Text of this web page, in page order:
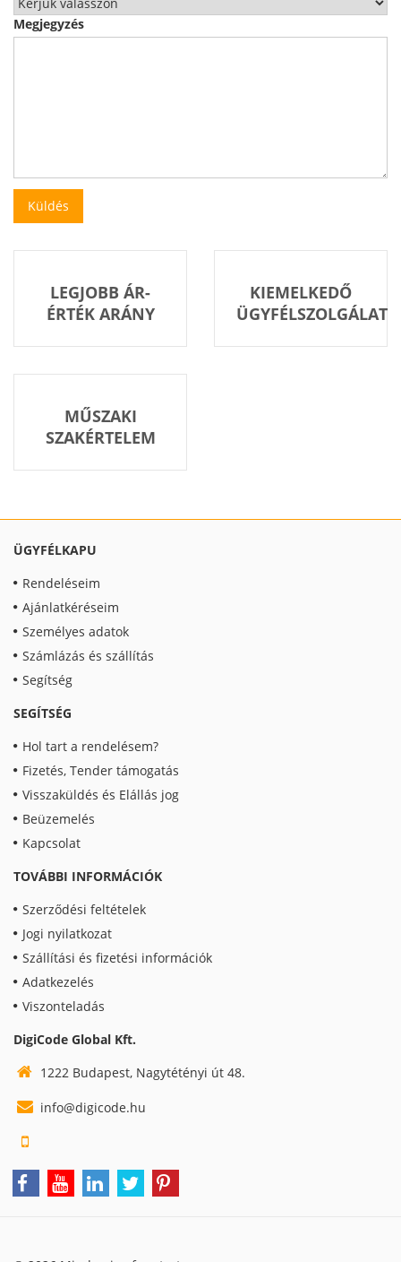
Megjegyzés
LEGJOBB ÁR-
ÉRTÉK ARÁNY
KIEMELKEDŐ
ÜGYFÉLSZOLGÁLAT
MŰSZAKI
SZAKÉRTELEM
ÜGYFÉLKAPU
Rendeléseim
Ajánlatkéréseim
Személyes adatok
Számlázás és szállítás
Segítség
SEGÍTSÉG
Hol tart a rendelésem?
Fizetés, Tender támogatás
Visszaküldés és Elállás jog
Beüzemelés
Kapcsolat
TOVÁBBI INFORMÁCIÓK
Szerződési feltételek
Jogi nyilatkozat
Szállítási és fizetési információk
Adatkezelés
Viszonteladás
DigiCode Global Kft.
1222 Budapest, Nagytétényi út 48.
info@digicode.hu